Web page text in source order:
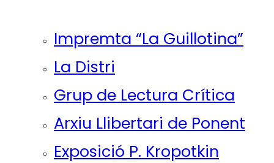
Impremta “La Guillotina”
La Distri
Grup de Lectura Crítica
Arxiu Llibertari de Ponent
Exposició P. Kropotkin